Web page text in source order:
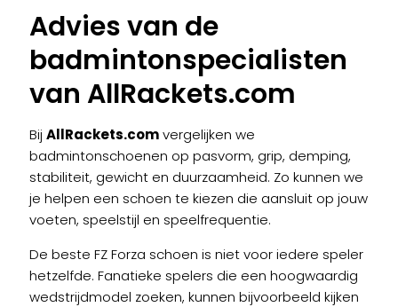
Advies van de
badmintonspecialisten
van AllRackets.com
Bij AllRackets.comvergelijken we
badmintonschoenen op pasvorm, grip, demping,
stabiliteit, gewicht en duurzaamheid. Zo kunnen we
je helpen een schoen te kiezen die aansluit op jouw
voeten, speelstijl en speelfrequentie.
De beste FZ Forza schoen is niet voor iedere speler
hetzelfde. Fanatieke spelers die een hoogwaardig
wedstrijdmodel zoeken, kunnen bijvoorbeeld kijken